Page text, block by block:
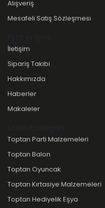
Alışveriş
Mesafeli Satış Sözleşmesi
İletişim
Sipariş Takibi
Hakkımızda
Haberler
Makaleler
Toptan Parti Malzemeleri
Toptan Balon
Toptan Oyuncak
Toptan Kırtasiye Malzemeleri
Toptan Hediyelik Eşya